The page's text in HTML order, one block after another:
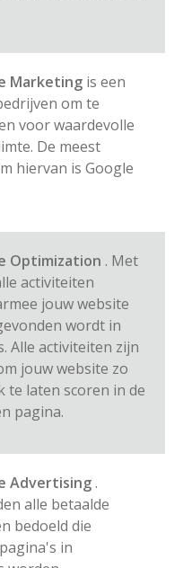
Marketing is een
om te
voor waardevolle
De meest
hiervan is Google
Optimization . Met
activiteiten
jouw website
wordt in
Alle activiteiten zijn
jouw website zo
te laten scoren in de
pagina.
Advertising.
alle betaalde
bedoeld die
in